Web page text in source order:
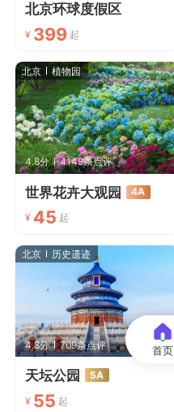
北京环球度假区
¥ 399 起
北京 植物园
4.8分 4149条点评
世界花卉大观园 4A
¥ 45 起
北京 历史遗迹
4.8分 709条点评
天坛公园 5A
¥ 55 起
首页